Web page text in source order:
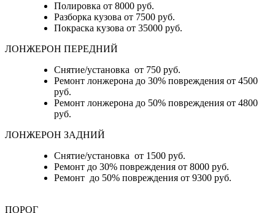
Полировка от 8000 руб.
Разборка кузова от 7500 руб.
Покраска кузова от 35000 руб.
ЛОНЖЕРОН ПЕРЕДНИЙ
Снятие/установка от 750 руб.
Ремонт лонжерона до 30% повреждения от 4500
руб.
Ремонт лонжерона до 50% повреждения от 4800
руб.
ЛОНЖЕРОН ЗАДНИЙ
Снятие/установка от 1500 руб.
Ремонт до 30% повреждения от 8000 руб.
Ремонт до 50% повреждения от 9300 руб.
ПОРОГ